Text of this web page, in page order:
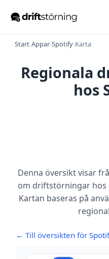
Start›Appar›Spotify›Karta
Regionala
hos
Denna översikt visar
om driftstörningar hos
Kartan baseras på
← Till översikten för